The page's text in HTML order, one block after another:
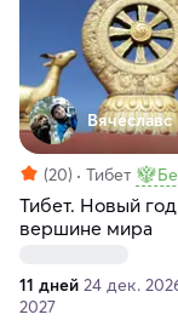
Вячеславс
(20) Тибет
Тибет. Новый
вершине мира
11 дней 24 дек.
2027